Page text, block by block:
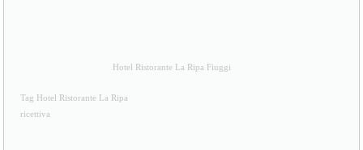
Hotel Ristorante La Ripa Fiuggi
Tag Hotel Ristorante La Ripa
ricettiva